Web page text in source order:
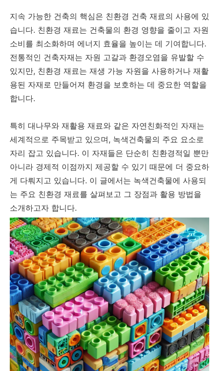
지속 가능한 건축의 핵심은 친환경 건축 재료의 사용에 있
습니다. 친환경 재료는 건축물의 환경 영향을 줄이고 자원
소비를 최소화하며 에너지 효율을 높이는 데 기여합니다.
전통적인 건축자재는 자원 고갈과 환경오염을 유발할 수
있지만, 친환경 재료는 재생 가능 자원을 사용하거나 재활
용된 자재로 만들어져 환경을 보호하는 데 중요한 역할을
합니다.
특히 대나무와 재활용 재료와 같은 자연친화적인 자재는
세계적으로 주목받고 있으며, 녹색건축물의 주요 요소로
자리 잡고 있습니다. 이 자재들은 단순히 친환경적일 뿐만
아니라 경제적 이점까지 제공할 수 있기 때문에 더 중요하
게 다뤄지고 있습니다. 이 글에서는 녹색건축물에 사용되
는 주요 친환경 재료를 살펴보고 그 장점과 활용 방법을
소개하고자 합니다.